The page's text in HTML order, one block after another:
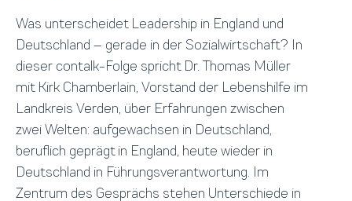
Was unterscheidet Leadership in England und
Deutschland – gerade in der Sozialwirtschaft? In
dieser contalk-Folge spricht Dr. Thomas Müller
mit Kirk Chamberlain, Vorstand der Lebenshilfe im
Landkreis Verden, über Erfahrungen zwischen
zwei Welten: aufgewachsen in Deutschland,
beruflich geprägt in England, heute wieder in
Deutschland in Führungsverantwortung. Im
Zentrum des Gesprächs stehen Unterschiede in